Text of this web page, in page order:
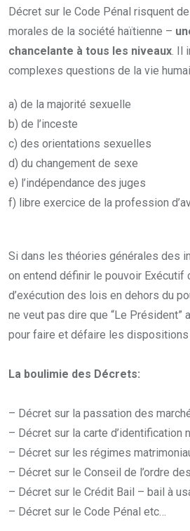
Décret sur le Code Pénal risquent
morales de la société haïtienne –
chancelante à tous les niveaux. Il
complexes questions de la vie
a) de la majorité sexuelle
b) de l’inceste
c) des orientations sexuelles
d) du changement de sexe
e) l’indépendance des juges
f) libre exercice de la profession
Si dans les théories générales des
on entend définir le pouvoir Exécutif
d’exécution des lois en dehors du
ne veut pas dire que “Le Président”
pour faire et défaire les
La boulimie des Décrets:
– Décret sur la passation des
– Décret sur la carte d’identification
– Décret sur les régimes
– Décret sur le Conseil de l’ordre
– Décret sur le Crédit Bail – bail à
– Décret sur le Code Pénal etc…